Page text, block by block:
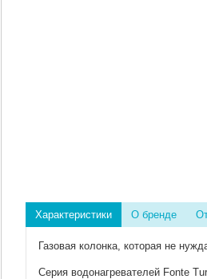
Характеристики О бренде
Газовая колонка, которая не
Серия водонагревателей Fonte